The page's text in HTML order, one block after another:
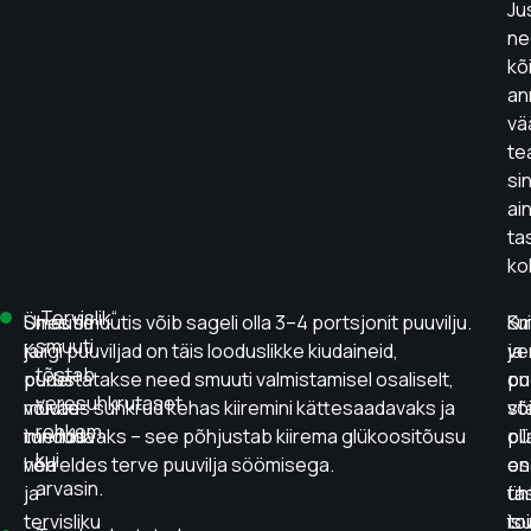
„Tervislik“
smuuti
tõstab
veresuhkrutaset
rohkem,
kui
arvasin.
Smuutid
ja
puder
võivad
tunduda
hea
ja
tervisliku
Ühes smuutis võib sageli olla 3–4 portsjonit puuvilju.
Kuigi puuviljad on täis looduslikke kiudaineid,
purustatakse need smuuti valmistamisel osaliselt,
muutes suhkrud kehas kiiremini kättesaadavaks ja
imenduvaks – see põhjustab kiirema glükoositõusu
võrreldes terve puuvilja söömisega.
ja
Kui
on